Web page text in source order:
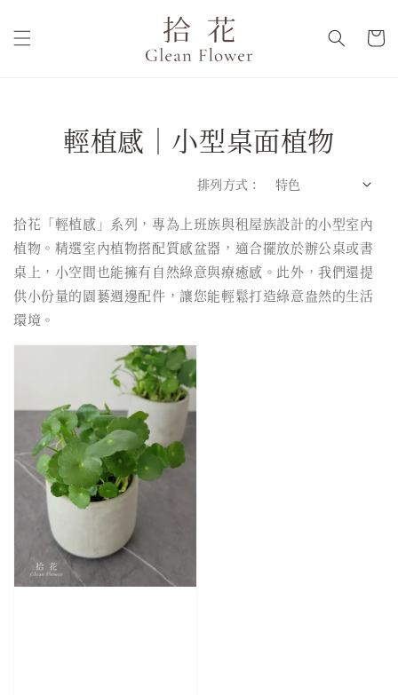
輕植感｜小型桌面植物
排列方式 :
拾花「輕植感」系列，專為上班族與租屋族設計的小型室內
植物。精選室內植物搭配質感盆器，適合擺放於辦公桌或書
桌上，小空間也能擁有自然綠意與療癒感。此外，我們還提
供小份量的園藝週邊配件，讓您能輕鬆打造綠意盎然的生活
環境。